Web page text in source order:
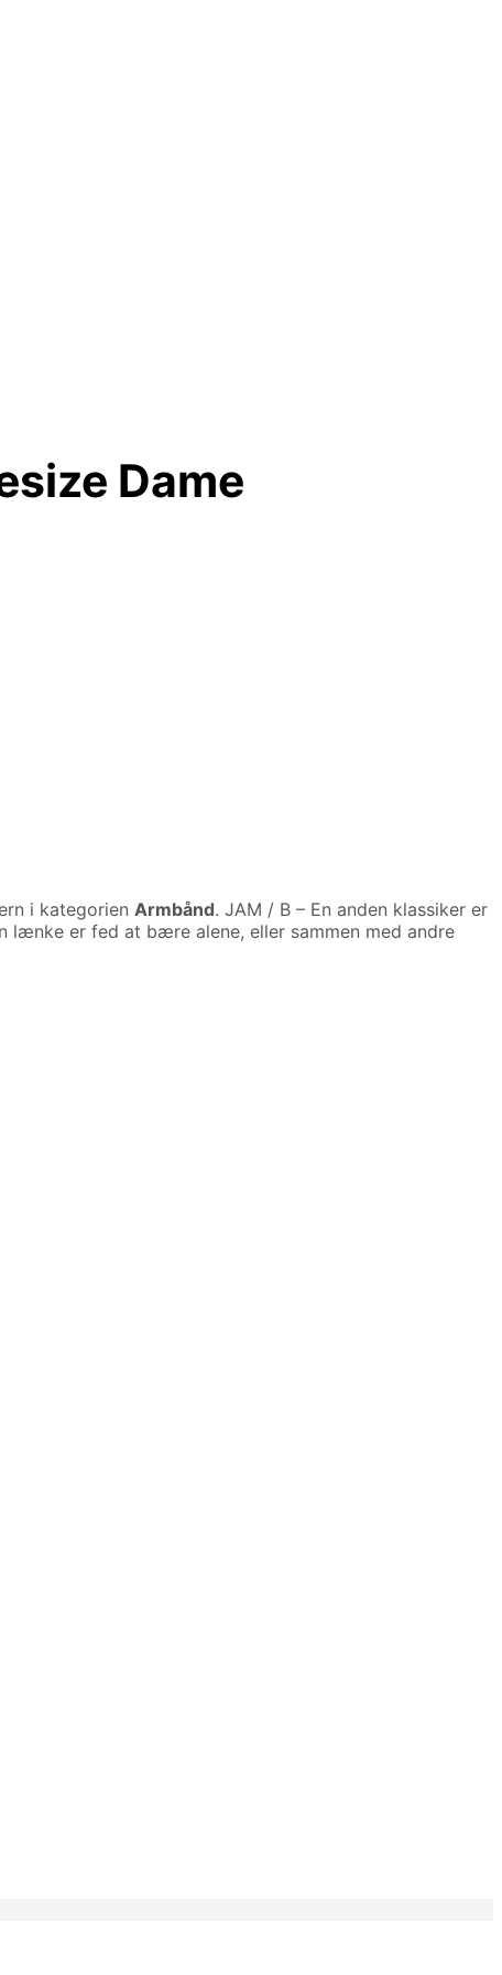
Dame
i kategorien Armbånd. JAM / B – En anden klassiker er
lænke er fed at bære alene, eller sammen med andre